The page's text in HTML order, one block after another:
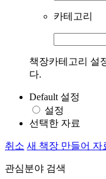
카테고리
책장카테고리 설
다.
Default 설정
설정
선택한 자료
취소 새 책장 만들어 자
관심분야 검색